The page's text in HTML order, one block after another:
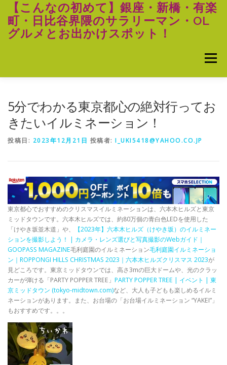
キ
【こんなの初めて】銀座・新橋・有楽
町・日比谷界隈のサラリーマン・OL
グルメとお出かけスポット！
メニュー
5分でわかる東京都心の絶対行ってお
きたいイルミネーション！
投稿日: 2023年12月21日 投稿者: I_UKI5418@YAHOO.CO.JP
東京都心でおすすめのクリスマスイルミネーションは、六本木ヒルズと東京
ミッドタウンです。六本木ヒルズでは、約80万個の青白色LEDを使用した
「けやき坂並木道」や、
【2023年】六本木ヒルズ（けやき坂）のイルミネー
ションを撮影しよう！ | カメラ・レンズ選びと写真撮影のWebガイド｜
GOOPASS MAGAZINE毛利庭園のイルミネーション毛利庭園イルミネーショ
ン｜ROPPONGI HILLS CHRISTMAS 2023｜六本木ヒルズクリスマス 2023が
見どころです。東京ミッドタウンでは、高さ3mの巨大ドームや、光のクラッ
カーが弾ける「PARTY POPPER TREE」 PARTY POPPER TREE | イベント | 東
京ミッドタウン (tokyo-midtown.com)など、大人も子どもも楽しめるイルミ
ネーションがあります。また、お台場の「お台場イルミネーション “YAKEI”」
もおすすめです。。。